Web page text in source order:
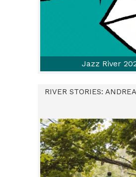
Jazz River
RIVER STORIES: